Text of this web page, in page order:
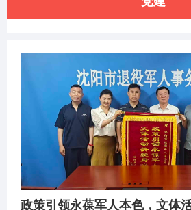
政策引领永葆军人本色，文体